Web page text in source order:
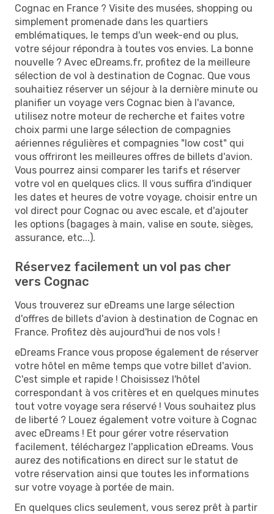
Cognac en France ? Visite des musées, shopping ou
simplement promenade dans les quartiers
emblématiques, le temps d'un week-end ou plus,
votre séjour répondra à toutes vos envies. La bonne
nouvelle ? Avec eDreams.fr, profitez de la meilleure
sélection de vol à destination de Cognac. Que vous
souhaitiez réserver un séjour à la dernière minute ou
planifier un voyage vers Cognac bien à l'avance,
utilisez notre moteur de recherche et faites votre
choix parmi une large sélection de compagnies
aériennes régulières et compagnies "low cost" qui
vous offriront les meilleures offres de billets d'avion.
Vous pourrez ainsi comparer les tarifs et réserver
votre vol en quelques clics. Il vous suffira d'indiquer
les dates et heures de votre voyage, choisir entre un
vol direct pour Cognac ou avec escale, et d'ajouter
les options (bagages à main, valise en soute, sièges,
assurance, etc...).
Réservez facilement un vol pas cher
vers Cognac
Vous trouverez sur eDreams une large sélection
d'offres de billets d'avion à destination de Cognac en
France. Profitez dès aujourd'hui de nos vols !
eDreams France vous propose également de réserver
votre hôtel en même temps que votre billet d'avion.
C'est simple et rapide ! Choisissez l'hôtel
correspondant à vos critères et en quelques minutes
tout votre voyage sera réservé ! Vous souhaitez plus
de liberté ? Louez également votre voiture à Cognac
avec eDreams ! Et pour gérer votre réservation
facilement, téléchargez l'application eDreams. Vous
aurez des notifications en direct sur le statut de
votre réservation ainsi que toutes les informations
sur votre voyage à portée de main.
En quelques clics seulement, vous serez prêt à partir